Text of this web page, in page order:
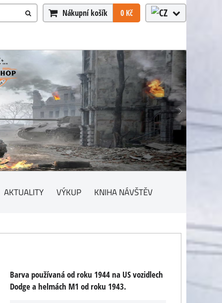
Nákupní košík 0 Kč
AKTUALITY VÝKUP KNIHA NÁVŠTĚV
Barva používaná od roku 1944 na US vozidlech
Dodge a helmách M1 od roku 1943.